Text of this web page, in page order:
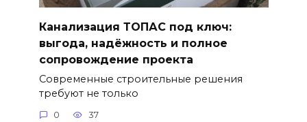
Канализация ТОПАС под ключ:
выгода, надёжность и полное
сопровождение проекта
Современные строительные решения
требуют не только
0 37